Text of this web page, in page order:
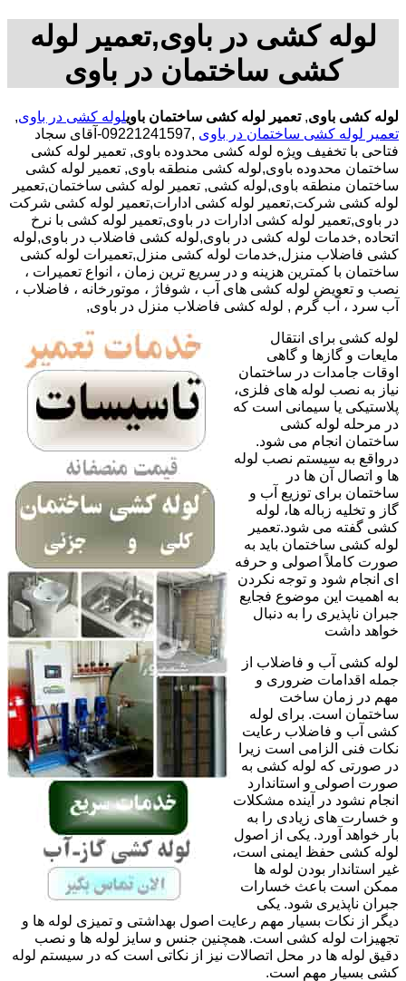
لوله کشی در باوی,تعمیر لوله
کشی ساختمان در باوی
لوله کشی باوی,تعمیر لوله کشی ساختمان باویلوله کشی در باوی,
تعمیر لوله کشی ساختمان در باوی
,09221241597-آقای سجاد
فتاحی با تخفیف ویژه لوله کشی محدوده باوی, تعمیر لوله کشی
ساختمان محدوده باوی,لوله کشی منطقه باوی, تعمیر لوله کشی
ساختمان منطقه باوی,لوله کشی, تعمیر لوله کشی ساختمان,تعمیر
لوله کشی شرکت,تعمیر لوله کشی ادارات,تعمیر لوله کشی شرکت
در باوی,تعمیر لوله کشی ادارات در باوی,تعمیر لوله کشی با نرخ
اتحاده ,خدمات لوله کشی در باوی,لوله کشی فاضلاب در باوی,لوله
کشی فاضلاب منزل,خدمات لوله کشی منزل,تعمیرات لوله کشی
ساختمان با کمترین هزینه و در سریع ترین زمان ، انواع تعمیرات ،
نصب و تعویض لوله کشی های آب ، شوفاژ ، موتورخانه ، فاضلاب ،
آب سرد ، آب گرم , لوله کشی فاضلاب منزل در باوی,
لوله کشی برای انتقال
مایعات و گازها و گاهی
اوقات جامدات در ساختمان
نیاز به نصب لوله های فلزی،
پلاستیکی یا سیمانی است که
در مرحله لوله کشی
ساختمان انجام می شود.
درواقع به سیستم نصب لوله
ها و اتصال آن ها در
ساختمان برای توزیع آب و
گاز و تخلیه زباله ها، لوله
کشی گفته می شود.تعمیر
لوله کشی ساختمان باید به
صورت کاملاً اصولی و حرفه
ای انجام شود و توجه نکردن
به اهمیت این موضوع فجایع
جبران ناپذیری را به دنبال
خواهد داشت
لوله کشی آب و فاضلاب از
جمله اقدامات ضروری و
مهم در زمان ساخت
ساختمان است. برای لوله
کشی آب و فاضلاب رعایت
نکات فنی الزامی است زیرا
در صورتی که لوله کشی به
صورت اصولی و استاندارد
انجام نشود در آینده مشکلات
و خسارت های زیادی را به
بار خواهد آورد. یکی از اصول
لوله کشی حفظ ایمنی است،
غیر استاندار بودن لوله ها
ممکن است باعث خسارات
جبران ناپذیری شود. یکی
دیگر از نکات بسیار مهم رعایت اصول بهداشتی و تمیزی لوله ها و
تجهیزات لوله کشی است. همچنین جنس و سایز لوله ها و نصب
دقیق لوله ها در محل اتصالات نیز از نکاتی است که در سیستم لوله
کشی بسیار مهم است.